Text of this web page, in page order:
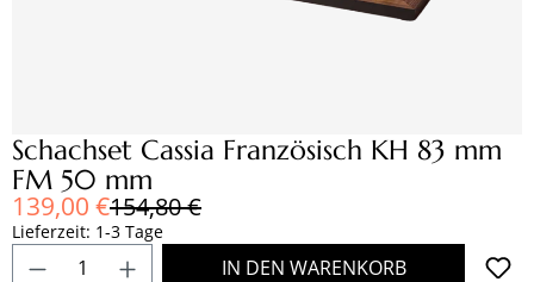
Schachset Cassia Französisch KH 83 mm
FM 50 mm
Verkaufspreis:Regulärer Preis:
154,80 €
139,00 €
Lieferzeit: 1-3 Tage
Produkt Anzahl: Gib den gewünschten
IN DEN WARENKORB